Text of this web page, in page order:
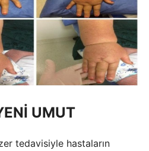
UMUT
tedavisiyle hastaların